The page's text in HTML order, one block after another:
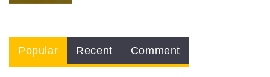
Popular Recent Comment